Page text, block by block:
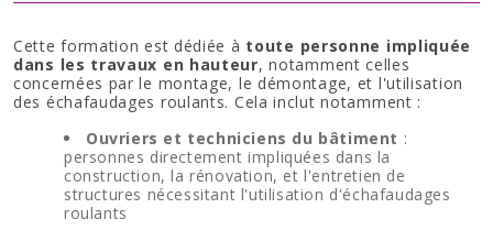
Cette formation est dédiée à toute personne impliquée
dans les travaux en hauteur, notamment celles
concernées par le montage, le démontage, et l'utilisation
des échafaudages roulants. Cela inclut notamment :
Ouvriers et techniciens du bâtiment :
personnes directement impliquées dans la
construction, la rénovation, et l'entretien de
structures nécessitant l'utilisation d'échafaudages
roulants